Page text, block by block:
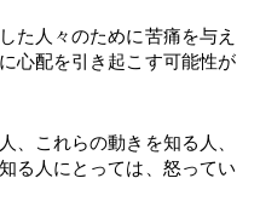
た人々のために苦痛を与え
心配を引き起こす可能性が
、これらの動きを知る人、
る人にとっては、怒ってい